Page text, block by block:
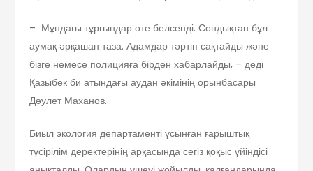
– Мұндағы тұрғындар өте белсенді. Сондықтан бұл
аумақ әрқашан таза. Адамдар тәртіп сақтайды және
бізге немесе полицияға бірден хабарлайды, – деді
Қазыбек би атындағы аудан әкімінің орынбасары
Дәулет Маханов.
Биыл экология департаменті ұсынған ғарыштық
түсірілім деректерінің арқасында сегіз қоқыс үйіндісі